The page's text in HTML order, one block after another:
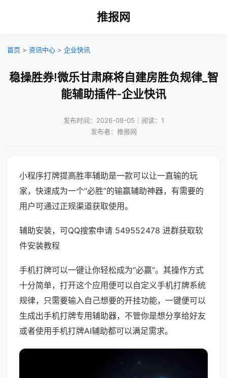
推报网
首页 > 资讯中心 > 企业快讯
稳操胜券!微乐甘肃麻将自建房胜负规律_智
能辅助插件-企业快讯
发布时间：2026-08-05｜阅读：1
发布者：推报网
小程序打牌提高胜率辅助是一款可以让一直输的玩
家，快速成为一个“必胜”的输赢辅助神器，有需要的
用户可通过正规渠道获取使用。
辅助安装，可QQ搜索申请 549552478 进群获取软
件安装教程
手机打牌可以一键让你轻松成为“必赢”。其操作方式
十分简单，打开这个应用便可以自定义手机打牌系统
规律，只需要输入自己想要的开挂功能，一键便可以
生成出手机打牌专用辅助器，不管你是想分享给好友
或者使用手机打牌AI辅助都可以满足需求。